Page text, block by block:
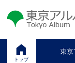
東京アル
Tokyo
トップ
東京